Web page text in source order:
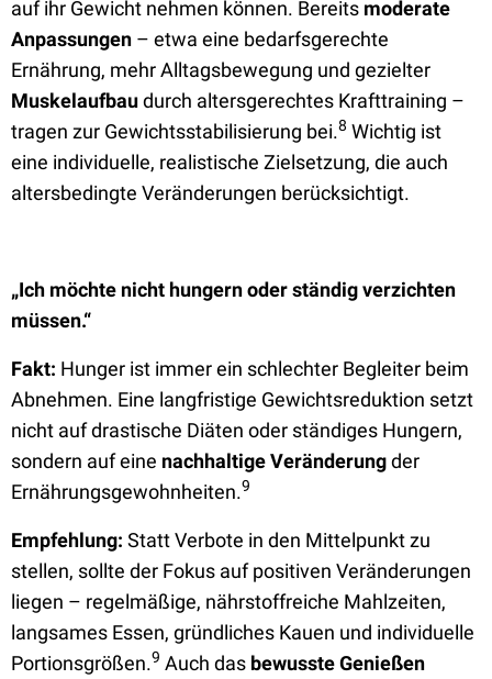
auf ihr Gewicht nehmen können. Bereits moderate
Anpassungen – etwa eine bedarfsgerechte
Ernährung, mehr Alltagsbewegung und gezielter
Muskelaufbaudurch altersgerechtes Krafttraining –
tragen zur Gewichtsstabilisierung bei.8 Wichtig ist
eine individuelle, realistische Zielsetzung, die auch
altersbedingte Veränderungen berücksichtigt.
„Ich möchte nicht hungern oder ständig verzichten
müssen.“
Fakt: Hunger ist immer ein schlechter Begleiter beim
Abnehmen. Eine langfristige Gewichtsreduktion setzt
nicht auf drastische Diäten oder ständiges Hungern,
sondern auf eine nachhaltige Veränderungder
Ernährungsgewohnheiten.9
Empfehlung: Statt Verbote in den Mittelpunkt zu
stellen, sollte der Fokus auf positiven Veränderungen
liegen – regelmäßige, nährstoffreiche Mahlzeiten,
langsames Essen, gründliches Kauen und individuelle
Portionsgrößen.9 Auch das bewusste Genießen